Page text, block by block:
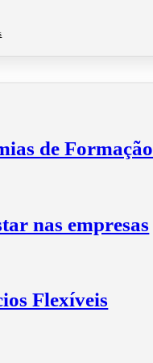
de Formação
nas empresas
Flexíveis